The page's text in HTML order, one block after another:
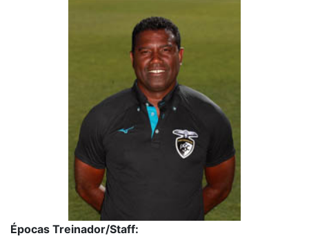
Épocas Treinador/Staff: